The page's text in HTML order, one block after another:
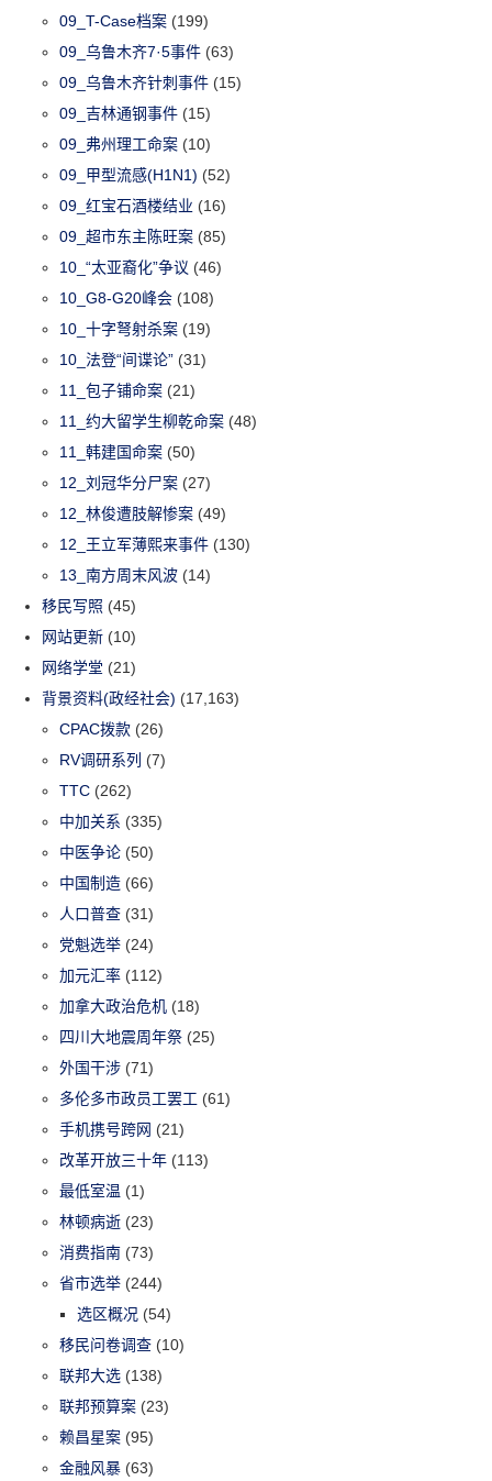
09_T-Case档案 (199)
09_乌鲁木齐7·5事件 (63)
09_乌鲁木齐针刺事件 (15)
09_吉林通钢事件 (15)
09_弗州理工命案 (10)
09_甲型流感(H1N1) (52)
09_红宝石酒楼结业 (16)
09_超市东主陈旺案 (85)
10_“太亚裔化”争议 (46)
10_G8-G20峰会 (108)
10_十字弩射杀案 (19)
10_法登“间谍论” (31)
11_包子铺命案 (21)
11_约大留学生柳乾命案 (48)
11_韩建国命案 (50)
12_刘冠华分尸案 (27)
12_林俊遭肢解惨案 (49)
12_王立军薄熙来事件 (130)
13_南方周末风波 (14)
移民写照 (45)
网站更新 (10)
网络学堂 (21)
背景资料(政经社会) (17,163)
CPAC拨款 (26)
RV调研系列 (7)
TTC (262)
中加关系 (335)
中医争论 (50)
中国制造 (66)
人口普查 (31)
党魁选举 (24)
加元汇率 (112)
加拿大政治危机 (18)
四川大地震周年祭 (25)
外国干涉 (71)
多伦多市政员工罢工 (61)
手机携号跨网 (21)
改革开放三十年 (113)
最低室温 (1)
林顿病逝 (23)
消费指南 (73)
省市选举 (244)
选区概况 (54)
移民问卷调查 (10)
联邦大选 (138)
联邦预算案 (23)
赖昌星案 (95)
金融风暴 (63)